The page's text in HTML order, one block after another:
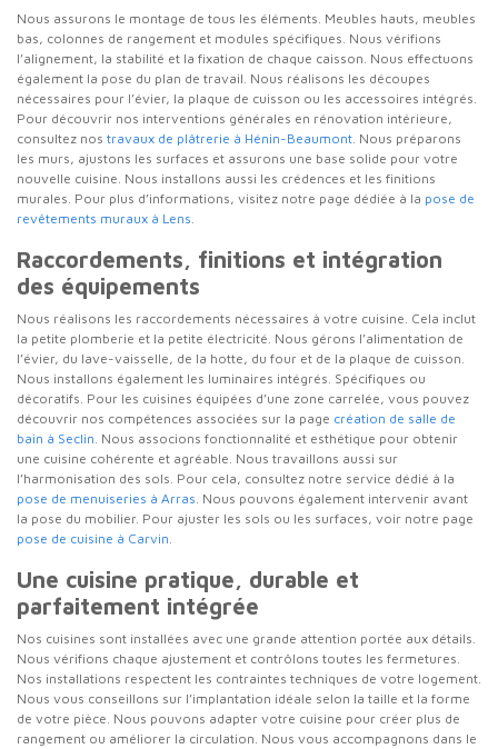
Nous assurons le montage de tous les éléments. Meubles hauts, meubles
bas, colonnes de rangement et modules spécifiques. Nous vérifions
l’alignement, la stabilité et la fixation de chaque caisson. Nous effectuons
également la pose du plan de travail. Nous réalisons les découpes
nécessaires pour l’évier, la plaque de cuisson ou les accessoires intégrés.
Pour découvrir nos interventions générales en rénovation intérieure,
consultez nos travaux de plâtrerie à Hénin-Beaumont. Nous préparons
les murs, ajustons les surfaces et assurons une base solide pour votre
nouvelle cuisine. Nous installons aussi les crédences et les finitions
murales. Pour plus d’informations, visitez notre page dédiée à la pose de
revêtements muraux à Lens.
Raccordements, finitions et intégration
des équipements
Nous réalisons les raccordements nécessaires à votre cuisine. Cela inclut
la petite plomberie et la petite électricité. Nous gérons l’alimentation de
l’évier, du lave-vaisselle, de la hotte, du four et de la plaque de cuisson.
Nous installons également les luminaires intégrés. Spécifiques ou
décoratifs. Pour les cuisines équipées d’une zone carrelée, vous pouvez
découvrir nos compétences associées sur la page création de salle de
bain à Seclin. Nous associons fonctionnalité et esthétique pour obtenir
une cuisine cohérente et agréable. Nous travaillons aussi sur
l’harmonisation des sols. Pour cela, consultez notre service dédié à la
pose de menuiseries à Arras. Nous pouvons également intervenir avant
la pose du mobilier. Pour ajuster les sols ou les surfaces, voir notre page
pose de cuisine à Carvin.
Une cuisine pratique, durable et
parfaitement intégrée
Nos cuisines sont installées avec une grande attention portée aux détails.
Nous vérifions chaque ajustement et contrôlons toutes les fermetures.
Nos installations respectent les contraintes techniques de votre logement.
Nous vous conseillons sur l’implantation idéale selon la taille et la forme
de votre pièce. Nous pouvons adapter votre cuisine pour créer plus de
rangement ou améliorer la circulation. Nous vous accompagnons dans le